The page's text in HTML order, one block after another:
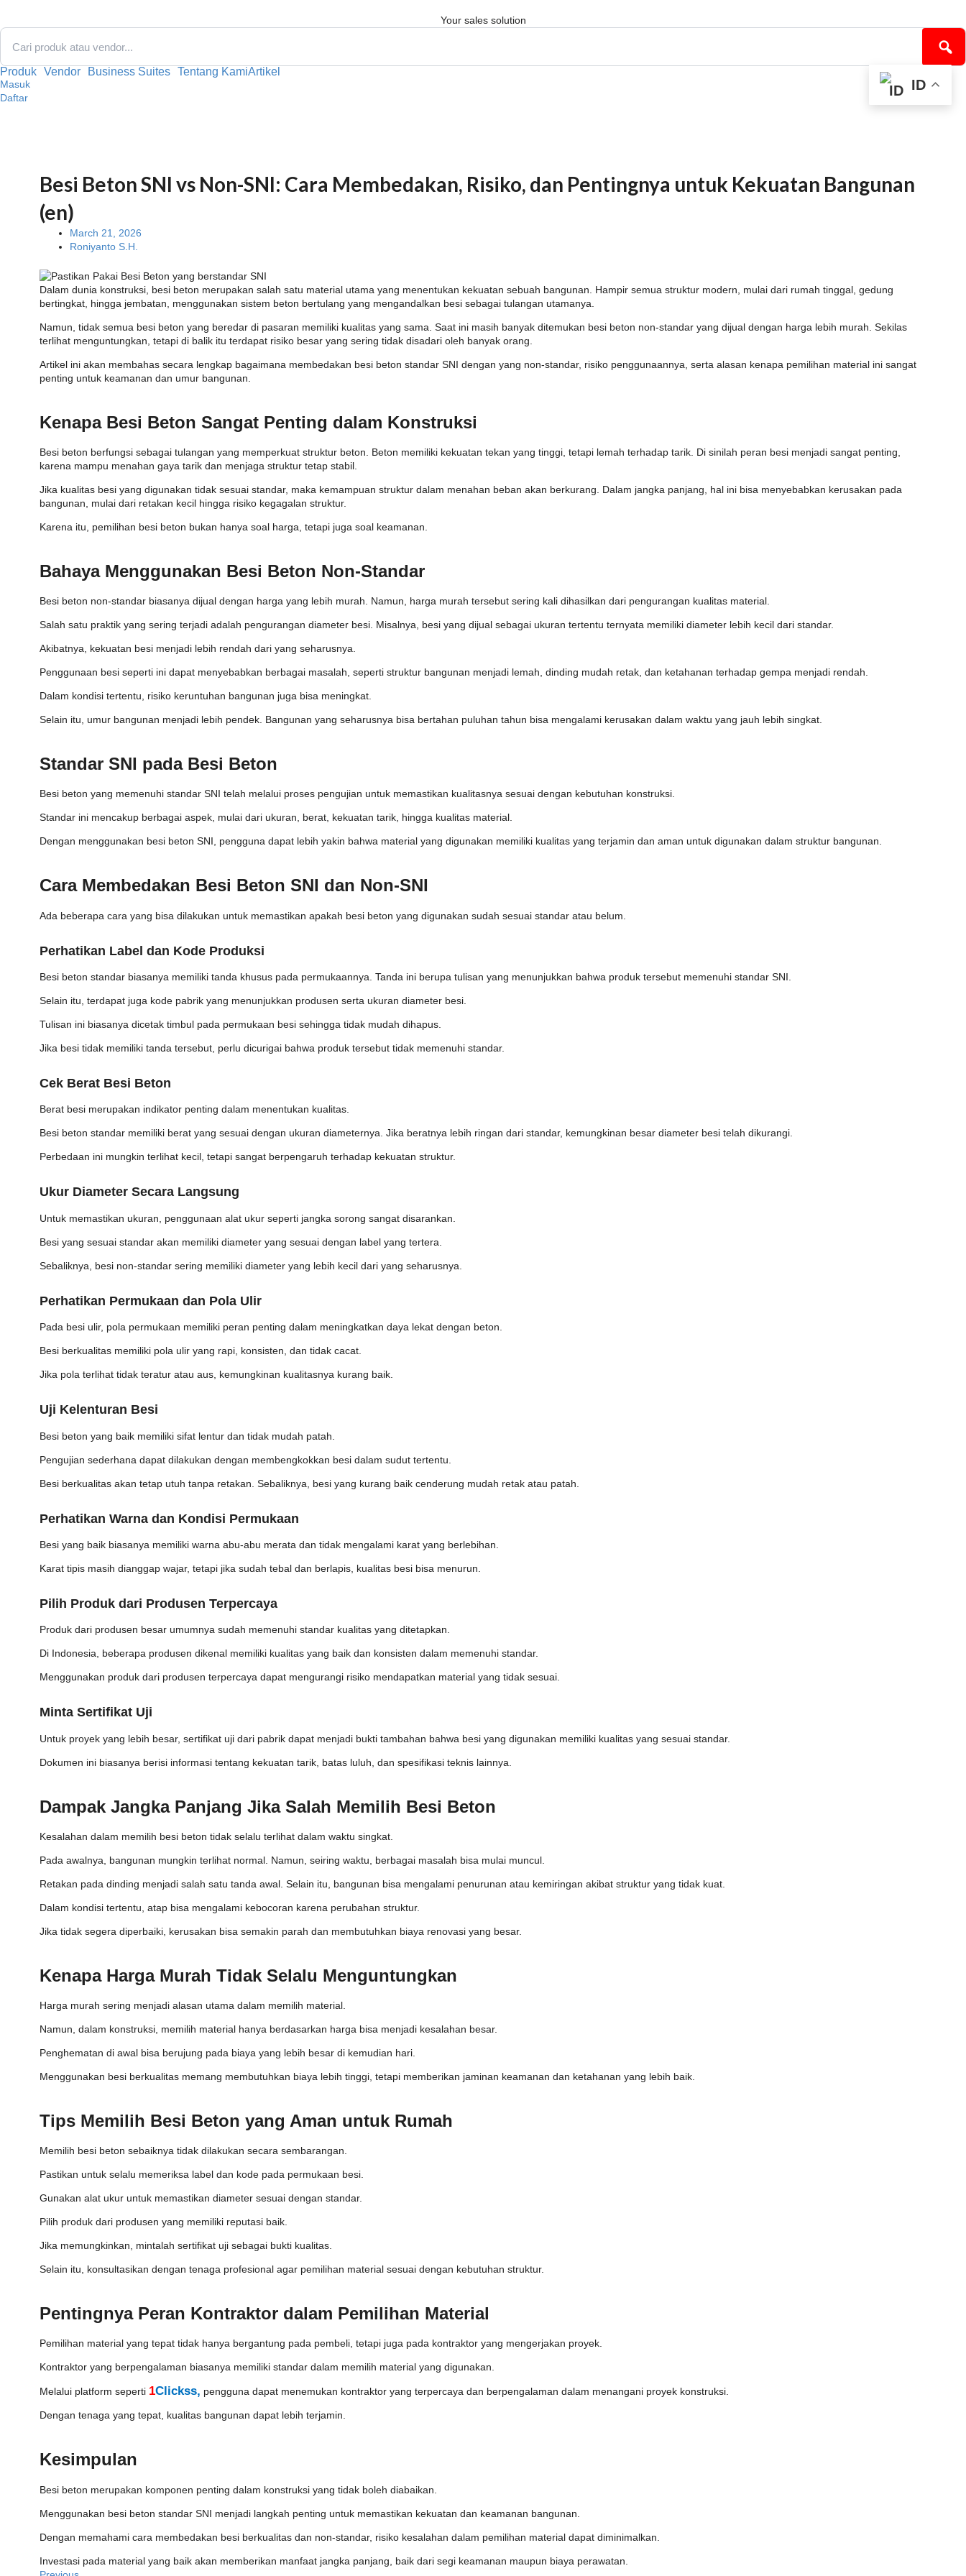
content
Your sales solution
Produk Vendor Business Suites Tentang KamiArtikel
Masuk
Daftar
Besi Beton SNI vs Non-SNI: Cara Membedakan, Risiko, dan Pentingnya untuk Kekuatan Bangunan
(en)
March 21, 2026
Roniyanto S.H.
Dalam dunia konstruksi, besi beton merupakan salah satu material utama yang menentukan kekuatan sebuah bangunan. Hampir semua struktur modern, mulai dari rumah tinggal, gedung
bertingkat, hingga jembatan, menggunakan sistem beton bertulang yang mengandalkan besi sebagai tulangan utamanya.
Namun, tidak semua besi beton yang beredar di pasaran memiliki kualitas yang sama. Saat ini masih banyak ditemukan besi beton non-standar yang dijual dengan harga lebih murah. Sekilas
terlihat menguntungkan, tetapi di balik itu terdapat risiko besar yang sering tidak disadari oleh banyak orang.
Artikel ini akan membahas secara lengkap bagaimana membedakan besi beton standar SNI dengan yang non-standar, risiko penggunaannya, serta alasan kenapa pemilihan material ini sangat
penting untuk keamanan dan umur bangunan.
Kenapa Besi Beton Sangat Penting dalam Konstruksi
Besi beton berfungsi sebagai tulangan yang memperkuat struktur beton. Beton memiliki kekuatan tekan yang tinggi, tetapi lemah terhadap tarik. Di sinilah peran besi menjadi sangat penting,
karena mampu menahan gaya tarik dan menjaga struktur tetap stabil.
Jika kualitas besi yang digunakan tidak sesuai standar, maka kemampuan struktur dalam menahan beban akan berkurang. Dalam jangka panjang, hal ini bisa menyebabkan kerusakan pada
bangunan, mulai dari retakan kecil hingga risiko kegagalan struktur.
Karena itu, pemilihan besi beton bukan hanya soal harga, tetapi juga soal keamanan.
Bahaya Menggunakan Besi Beton Non-Standar
Besi beton non-standar biasanya dijual dengan harga yang lebih murah. Namun, harga murah tersebut sering kali dihasilkan dari pengurangan kualitas material.
Salah satu praktik yang sering terjadi adalah pengurangan diameter besi. Misalnya, besi yang dijual sebagai ukuran tertentu ternyata memiliki diameter lebih kecil dari standar.
Akibatnya, kekuatan besi menjadi lebih rendah dari yang seharusnya.
Penggunaan besi seperti ini dapat menyebabkan berbagai masalah, seperti struktur bangunan menjadi lemah, dinding mudah retak, dan ketahanan terhadap gempa menjadi rendah.
Dalam kondisi tertentu, risiko keruntuhan bangunan juga bisa meningkat.
Selain itu, umur bangunan menjadi lebih pendek. Bangunan yang seharusnya bisa bertahan puluhan tahun bisa mengalami kerusakan dalam waktu yang jauh lebih singkat.
Standar SNI pada Besi Beton
Besi beton yang memenuhi standar SNI telah melalui proses pengujian untuk memastikan kualitasnya sesuai dengan kebutuhan konstruksi.
Standar ini mencakup berbagai aspek, mulai dari ukuran, berat, kekuatan tarik, hingga kualitas material.
Dengan menggunakan besi beton SNI, pengguna dapat lebih yakin bahwa material yang digunakan memiliki kualitas yang terjamin dan aman untuk digunakan dalam struktur bangunan.
Cara Membedakan Besi Beton SNI dan Non-SNI
Ada beberapa cara yang bisa dilakukan untuk memastikan apakah besi beton yang digunakan sudah sesuai standar atau belum.
Perhatikan Label dan Kode Produksi
Besi beton standar biasanya memiliki tanda khusus pada permukaannya. Tanda ini berupa tulisan yang menunjukkan bahwa produk tersebut memenuhi standar SNI.
Selain itu, terdapat juga kode pabrik yang menunjukkan produsen serta ukuran diameter besi.
Tulisan ini biasanya dicetak timbul pada permukaan besi sehingga tidak mudah dihapus.
Jika besi tidak memiliki tanda tersebut, perlu dicurigai bahwa produk tersebut tidak memenuhi standar.
Cek Berat Besi Beton
Berat besi merupakan indikator penting dalam menentukan kualitas.
Besi beton standar memiliki berat yang sesuai dengan ukuran diameternya. Jika beratnya lebih ringan dari standar, kemungkinan besar diameter besi telah dikurangi.
Perbedaan ini mungkin terlihat kecil, tetapi sangat berpengaruh terhadap kekuatan struktur.
Ukur Diameter Secara Langsung
Untuk memastikan ukuran, penggunaan alat ukur seperti jangka sorong sangat disarankan.
Besi yang sesuai standar akan memiliki diameter yang sesuai dengan label yang tertera.
Sebaliknya, besi non-standar sering memiliki diameter yang lebih kecil dari yang seharusnya.
Perhatikan Permukaan dan Pola Ulir
Pada besi ulir, pola permukaan memiliki peran penting dalam meningkatkan daya lekat dengan beton.
Besi berkualitas memiliki pola ulir yang rapi, konsisten, dan tidak cacat.
Jika pola terlihat tidak teratur atau aus, kemungkinan kualitasnya kurang baik.
Uji Kelenturan Besi
Besi beton yang baik memiliki sifat lentur dan tidak mudah patah.
Pengujian sederhana dapat dilakukan dengan membengkokkan besi dalam sudut tertentu.
Besi berkualitas akan tetap utuh tanpa retakan. Sebaliknya, besi yang kurang baik cenderung mudah retak atau patah.
Perhatikan Warna dan Kondisi Permukaan
Besi yang baik biasanya memiliki warna abu-abu merata dan tidak mengalami karat yang berlebihan.
Karat tipis masih dianggap wajar, tetapi jika sudah tebal dan berlapis, kualitas besi bisa menurun.
Pilih Produk dari Produsen Terpercaya
Produk dari produsen besar umumnya sudah memenuhi standar kualitas yang ditetapkan.
Di Indonesia, beberapa produsen dikenal memiliki kualitas yang baik dan konsisten dalam memenuhi standar.
Menggunakan produk dari produsen terpercaya dapat mengurangi risiko mendapatkan material yang tidak sesuai.
Minta Sertifikat Uji
Untuk proyek yang lebih besar, sertifikat uji dari pabrik dapat menjadi bukti tambahan bahwa besi yang digunakan memiliki kualitas yang sesuai standar.
Dokumen ini biasanya berisi informasi tentang kekuatan tarik, batas luluh, dan spesifikasi teknis lainnya.
Dampak Jangka Panjang Jika Salah Memilih Besi Beton
Kesalahan dalam memilih besi beton tidak selalu terlihat dalam waktu singkat.
Pada awalnya, bangunan mungkin terlihat normal. Namun, seiring waktu, berbagai masalah bisa mulai muncul.
Retakan pada dinding menjadi salah satu tanda awal. Selain itu, bangunan bisa mengalami penurunan atau kemiringan akibat struktur yang tidak kuat.
Dalam kondisi tertentu, atap bisa mengalami kebocoran karena perubahan struktur.
Jika tidak segera diperbaiki, kerusakan bisa semakin parah dan membutuhkan biaya renovasi yang besar.
Kenapa Harga Murah Tidak Selalu Menguntungkan
Harga murah sering menjadi alasan utama dalam memilih material.
Namun, dalam konstruksi, memilih material hanya berdasarkan harga bisa menjadi kesalahan besar.
Penghematan di awal bisa berujung pada biaya yang lebih besar di kemudian hari.
Menggunakan besi berkualitas memang membutuhkan biaya lebih tinggi, tetapi memberikan jaminan keamanan dan ketahanan yang lebih baik.
Tips Memilih Besi Beton yang Aman untuk Rumah
Memilih besi beton sebaiknya tidak dilakukan secara sembarangan.
Pastikan untuk selalu memeriksa label dan kode pada permukaan besi.
Gunakan alat ukur untuk memastikan diameter sesuai dengan standar.
Pilih produk dari produsen yang memiliki reputasi baik.
Jika memungkinkan, mintalah sertifikat uji sebagai bukti kualitas.
Selain itu, konsultasikan dengan tenaga profesional agar pemilihan material sesuai dengan kebutuhan struktur.
Pentingnya Peran Kontraktor dalam Pemilihan Material
Pemilihan material yang tepat tidak hanya bergantung pada pembeli, tetapi juga pada kontraktor yang mengerjakan proyek.
Kontraktor yang berpengalaman biasanya memiliki standar dalam memilih material yang digunakan.
Melalui platform seperti 1Clickss, pengguna dapat menemukan kontraktor yang terpercaya dan berpengalaman dalam menangani proyek konstruksi.
Dengan tenaga yang tepat, kualitas bangunan dapat lebih terjamin.
Kesimpulan
Besi beton merupakan komponen penting dalam konstruksi yang tidak boleh diabaikan.
Menggunakan besi beton standar SNI menjadi langkah penting untuk memastikan kekuatan dan keamanan bangunan.
Dengan memahami cara membedakan besi berkualitas dan non-standar, risiko kesalahan dalam pemilihan material dapat diminimalkan.
Investasi pada material yang baik akan memberikan manfaat jangka panjang, baik dari segi keamanan maupun biaya perawatan.
ID